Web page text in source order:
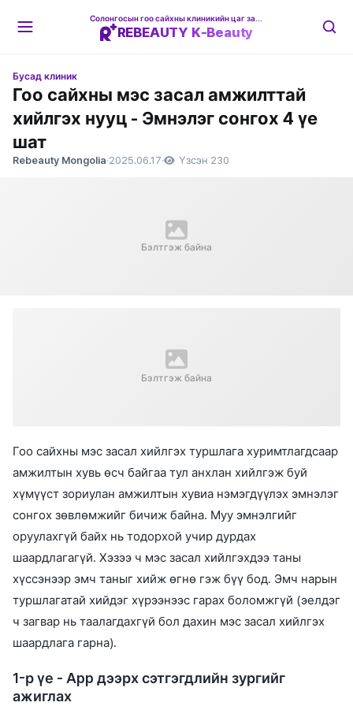
REBEAUTY K-Beauty
Бусад клиник
Гоо сайхны мэс засал амжилттай
хийлгэх нууц - Эмнэлэг сонгох 4 үе
шат
Rebeauty Mongolia·2025.06.17· Үзсэн 230
Бэлтгэж байна
Бэлтгэж байна
Гоо сайхны мэс засал хийлгэх туршлага хуримтлагдсаар
амжилтын хувь өсч байгаа тул анхлан хийлгэж буй
хүмүүст зориулан амжилтын хувиа нэмэгдүүлэх эмнэлэг
сонгох зөвлөмжийг бичиж байна. Муу эмнэлгийг
оруулахгүй байх нь тодорхой учир дурдах
шаардлагагүй. Хэзээ ч мэс засал хийлгэхдээ таны
хүссэнээр эмч таныг хийж өгнө гэж бүү бод. Эмч нарын
туршлагатай хийдэг хүрээнээс гарах боломжгүй (эелдэг
ч загвар нь таалагдахгүй бол дахин мэс засал хийлгэх
шаардлага гарна).
1-р үе - App дээрх сэтгэгдлийн зургийг
ажиглах